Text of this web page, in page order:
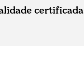
certificada